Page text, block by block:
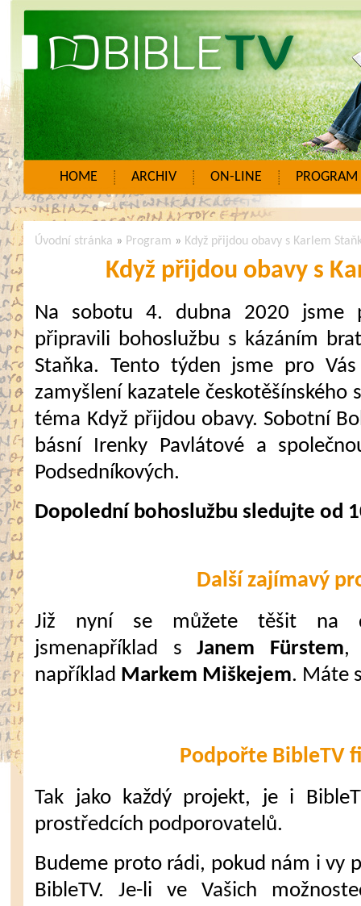
HOME ARCHIV ON-LINE PROGRAM
Úvodní stránka » Program » Když přijdou obavy s Karlem
Když přijdou obavy s
Na sobotu 4. dubna 2020 jsme
připravili bohoslužbu s kázáním
Staňka. Tento týden jsme pro
zamyšlení kazatele českotěšínského
téma Když přijdou obavy. Sobotní
básní Irenky Pavlátové a
Podsedníkových.
Dopolední bohoslužbu sledujte od
Další zajímavý
Již nyní se můžete těšit na
jsmenapříklad sJanem Fürstem
například Markem Miškejem. Máte
Podpořte BibleTV
Tak jako každý projekt, je i
prostředcích podporovatelů.
Budeme proto rádi, pokud nám i vy
BibleTV. Je-li ve Vašich